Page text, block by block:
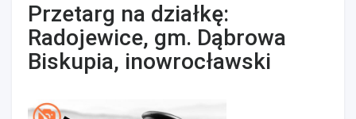
Przetarg na działkę:
Radojewice, gm. Dąbrowa
Biskupia, inowrocławski